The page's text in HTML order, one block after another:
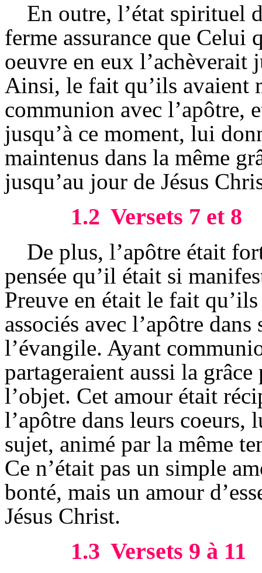
En outre, l’état spirituel
ferme assurance que Celui
oeuvre en eux l’achèverait
Ainsi, le fait qu’ils avaient
communion avec l’apôtre,
jusqu’à ce moment, lui
maintenus dans la même
jusqu’au jour de Jésus
1.2 Versets 7 et 8
De plus, l’apôtre était
pensée qu’il était si
Preuve en était le fait
associés avec l’apôtre
l’évangile. Ayant
partageraient aussi la
l’objet. Cet amour était
l’apôtre dans leurs coeurs,
sujet, animé par la même
Ce n’était pas un simple
bonté, mais un amour
Jésus Christ.
1.3 Versets 9 à 11